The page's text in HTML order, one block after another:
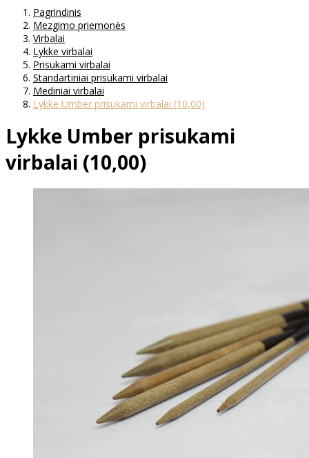
Pagrindinis
Mezgimo priemonės
Virbalai
Lykke virbalai
Prisukami virbalai
Standartiniai prisukami virbalai
Mediniai virbalai
Lykke Umber prisukami virbalai (10,00)
Lykke Umber prisukami
virbalai (10,00)